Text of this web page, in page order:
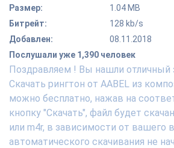
Размер:
1.04 MB
Битрейт:
128 kb/s
Добавлен:
08.11.2018
Послушали уже 1,390 человек
Поздравляем ! Вы нашли отличный
Скачать рингтон от AABEL из
можно бесплатно, нажав на
кнопку "Скачать", файл будет
или m4r, в зависимости от вашего
автоматического скачивания не